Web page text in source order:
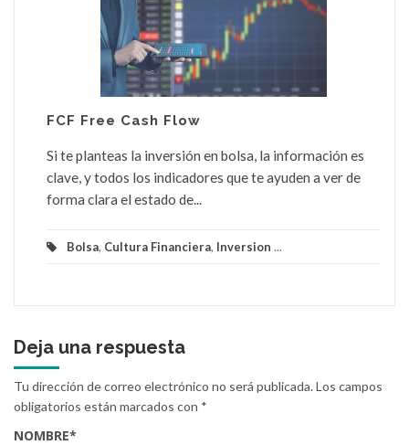
FCF Free Cash Flow
Si te planteas la inversión en bolsa, la información es
clave, y todos los indicadores que te ayuden a ver de
forma clara el estado de...
Bolsa, Cultura Financiera, Inversion ...
Deja una respuesta
Tu dirección de correo electrónico no será publicada.Los campos
obligatorios están marcados con *
NOMBRE*